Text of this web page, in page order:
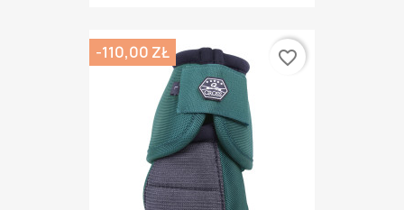
-110,00 ZŁ favorite_border